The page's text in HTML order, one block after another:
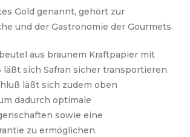
Gold genannt, gehört zur
und der Gastronomie der Gourmets.
aus braunem Kraftpapier mit
sich Safran sicher transportieren.
läßt sich zudem oben
dadurch optimale
sowie eine
zu ermöglichen.